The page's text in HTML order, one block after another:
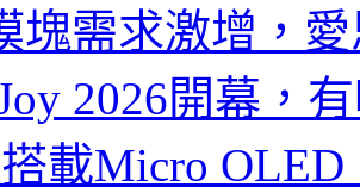
塊需求激增，
2026開幕，
載Micro